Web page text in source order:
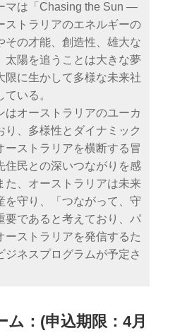
マは「Chasing the Sun ―
ストラリアのエネルギーの
その才能、創造性、雄大な
太陽を追うことは大きな夢
限に生かして多様な未来社
いる。
はオーストラリアのユーカ
り、多様性とダイナミック
ーストラリアを横断する冒
住民との深いつながりを感
た、オーストラリアは未来
を守り、「つながって、守
要であると考えており、パ
ーストラリアを発信するた
ジネスプログラムが予定さ
：(申込期限：4月